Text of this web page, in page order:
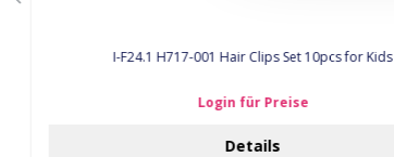
I-F24.1 H717-001 Hair Clips Set 10pcs for Kids
Login für Preise
Details